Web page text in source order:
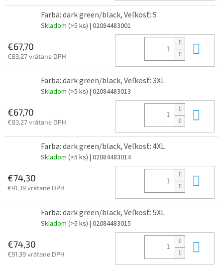
Farba: dark green/black, Veľkosť: S
Skladom (>5 ks) | 02084483001
€67,70
€83,27 vrátane DPH
Farba: dark green/black, Veľkosť: 3XL
Skladom (>5 ks) | 02084483013
€67,70
€83,27 vrátane DPH
Farba: dark green/black, Veľkosť: 4XL
Skladom (>5 ks) | 02084483014
€74,30
€91,39 vrátane DPH
Farba: dark green/black, Veľkosť: 5XL
Skladom (>5 ks) | 02084483015
€74,30
€91,39 vrátane DPH